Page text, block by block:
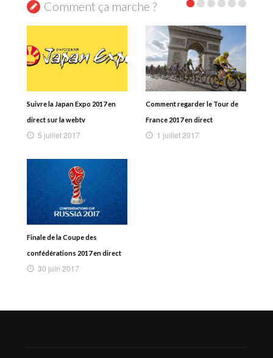
Comment ça marche ?
Suivre la Japan Expo 2017 en
direct sur la webtv
5 juillet 2017
Comment regarder le Tour de
France 2017 en direct
1 juillet 2017
Finale de la Coupe des
confédérations 2017 en direct
30 juin 2017